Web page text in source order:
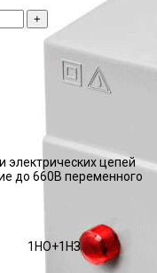
цепей
до 660В переменного
1НО+1НЗ